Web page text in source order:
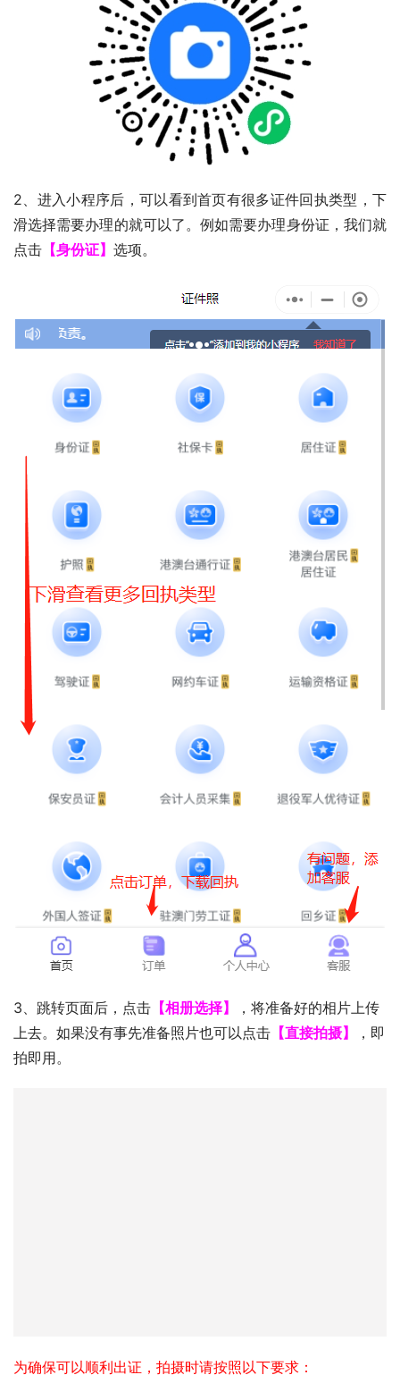
2、进入小程序后，可以看到首页有很多证件回执类型，下
滑选择需要办理的就可以了。例如需要办理身份证，我们就
点击 【身份证】 选项。
3、跳转页面后，点击 【相册选择】
，将准备好的相片上传
上去。如果没有事先准备照片也可以点击 【直接拍摄】
，即
拍即用。
为确保可以顺利出证，拍摄时请按照以下要求：